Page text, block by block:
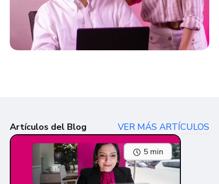
Artículos del Blog VER MÁS ARTÍCULOS
5 min